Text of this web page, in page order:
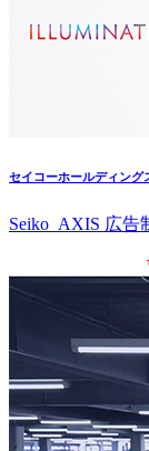
セイコーホールディング
Seiko_AXIS 広告